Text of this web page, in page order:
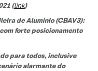
(link)
de Alumínio (CBAV3):
forte posicionamento
para todos, inclusive
alarmante do